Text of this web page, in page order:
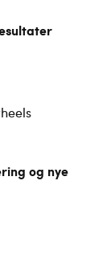
og nye